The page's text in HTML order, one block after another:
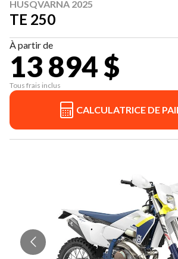
HUSQVARNA 2025
TE 250
À partir de
13 894 $
Tous frais inclus
CALCULATRICE DE